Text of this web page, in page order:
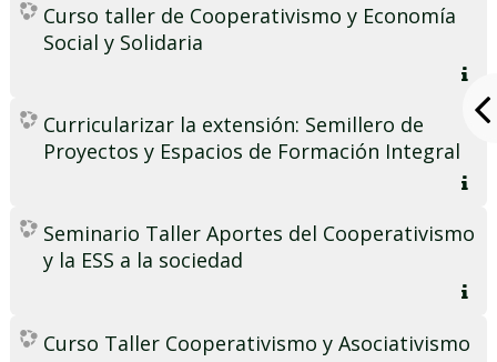
Curso taller de Cooperativismo y Economía
Social y Solidaria
Curricularizar la extensión: Semillero de
Proyectos y Espacios de Formación Integral
Seminario Taller Aportes del Cooperativismo
y la ESS a la sociedad
Curso Taller Cooperativismo y Asociativismo